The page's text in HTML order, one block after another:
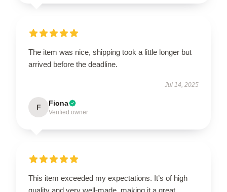
The item was nice, shipping took a little longer but
arrived before the deadline.
Jul 14, 2025
F Fiona
Verified owner
This item exceeded my expectations. It’s of high
quality and very well-made, making it a great